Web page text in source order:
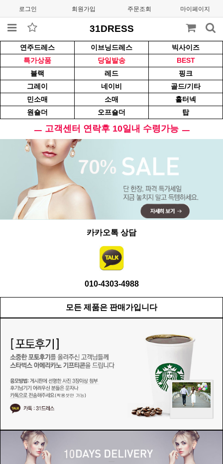
로그인 회원가입 주문조회 마이페이지
31DRESS
연주드레스 이브닝드레스
빅사이즈
특가상품
당일발송
BEST
블랙
레드
핑크
그레이
네이비
골드/기타
민소매
소매
홀터넥
원숄더
오프숄더 탑
ㅡ 고객센터 연락후 10일내 수령가능 ㅡ
카카오톡 상담
010-4303-4988
모든 제품은 판매가입니다